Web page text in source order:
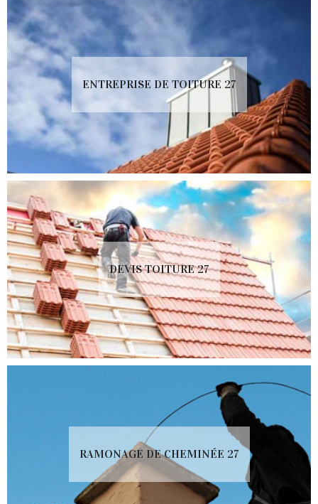
ENTREPRISE DE TOITURE 27
DEVIS TOITURE 27
RAMONAGE DE CHEMINÉE 27